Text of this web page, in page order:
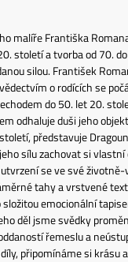
malíře Františka
století a tvorba od 70.
silou. František
o rodících se
do 50. let 20.
odhaluje duši jeho
představuje
sílu zachovat si
se ve své
tahy a vrstvené
emocionální
děl jsme svědky
řemeslu a
připomínáme si krásu